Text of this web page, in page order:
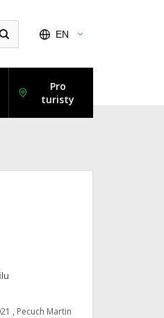
EN
Pro
turisty
, Pecuch Martin